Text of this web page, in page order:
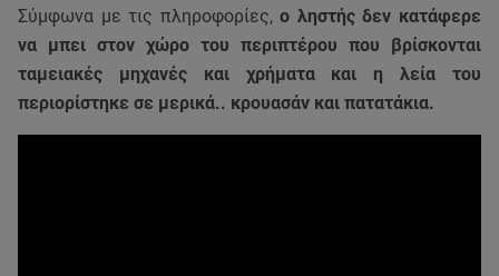
Σύμφωνα με τις πληροφορίες,ο ληστής δεν κατάφερε
να μπει στον χώρο του περιπτέρου που βρίσκονται
ταμειακές μηχανές και χρήματα και η λεία του
περιορίστηκε σε μερικά.. κρουασάν και πατατάκια.